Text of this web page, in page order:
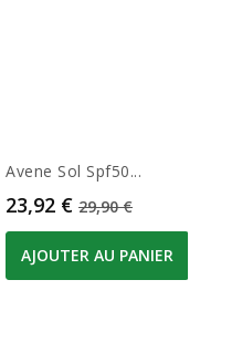
Avene Sol Spf50...
Prix
23,92 € Prix de base
29,90 €
AJOUTER AU PANIER